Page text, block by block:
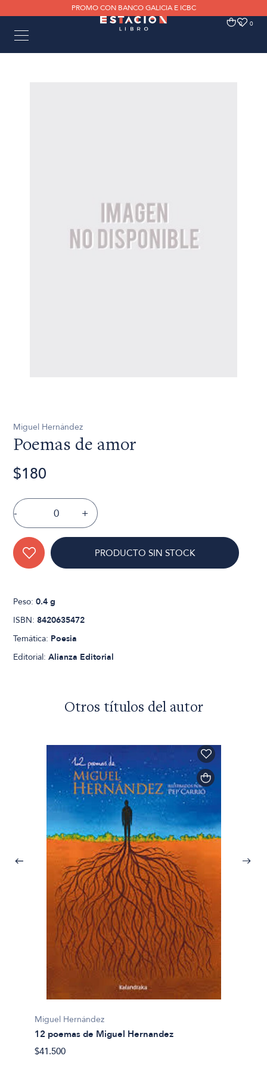
PROMO CON BANCO GALICIA E ICBC
0 0
Miguel Hernández
Poemas de amor
$180
- +
PRODUCTO SIN STOCK
Peso:0.4 g
ISBN:8420635472
Temática: Poesia
Editorial:Alianza Editorial
Otros títulos del autor
Miguel Hernández
12 poemas de Miguel Hernandez
$41.500